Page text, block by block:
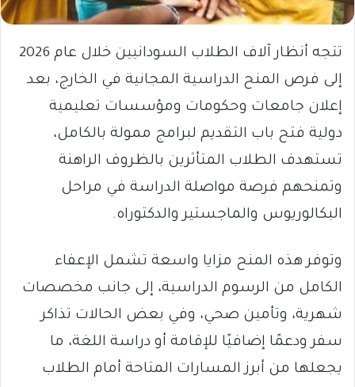
تتجه أنظار آلاف الطلاب السودانيين خلال عام 2026
إلى فرص المنح الدراسية المجانية في الخارج، بعد
إعلان جامعات وحكومات ومؤسسات تعليمية
دولية فتح باب التقديم لبرامج ممولة بالكامل،
تستهدف الطلاب المتأثرين بالظروف الراهنة
وتمنحهم فرصة مواصلة الدراسة في مراحل
البكالوريوس والماجستير والدكتوراه.
وتوفر هذه المنح مزايا واسعة تشمل الإعفاء
الكامل من الرسوم الدراسية، إلى جانب مخصصات
شهرية، وتأمين صحي، وفي بعض الحالات تذاكر
سفر ودعمًا إضافيًا للإقامة أو دراسة اللغة، ما
يجعلها من أبرز المسارات المتاحة أمام الطلاب